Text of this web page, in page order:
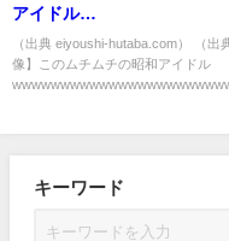
アイドル
（出典 eiyoushi-hutaba.com） （出
像】このムチムチの昭和アイドル
キーワード